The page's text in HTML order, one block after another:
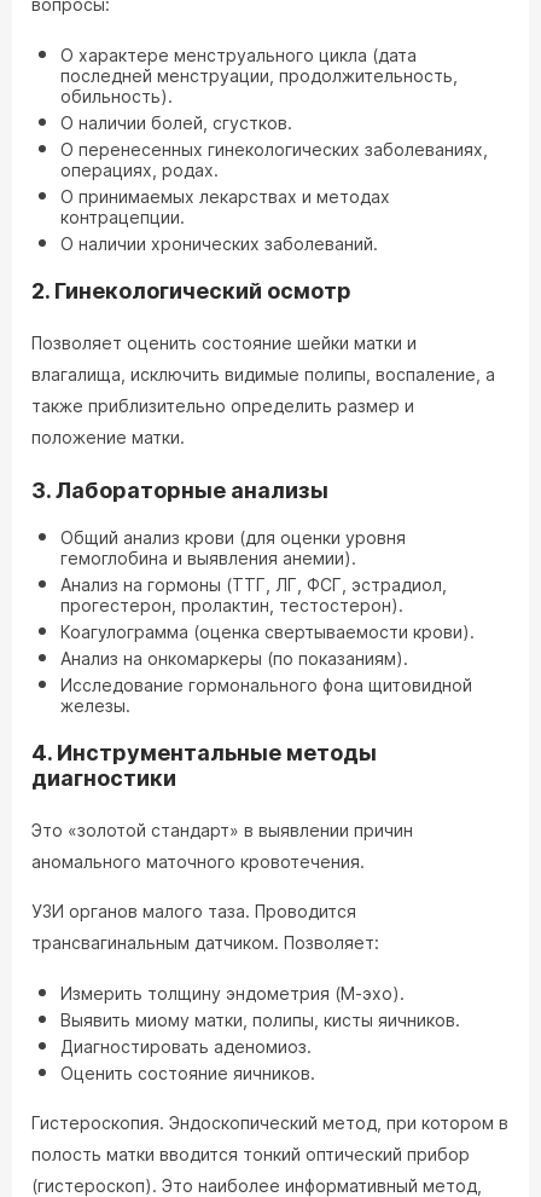
вопросы:
О характере менструального цикла (дата
последней менструации, продолжительность,
обильность).
О наличии болей, сгустков.
О перенесенных гинекологических заболеваниях,
операциях, родах.
О принимаемых лекарствах и методах
контрацепции.
О наличии хронических заболеваний.
2. Гинекологический осмотр
Позволяет оценить состояние шейки матки и
влагалища, исключить видимые полипы, воспаление, а
также приблизительно определить размер и
положение матки.
3. Лабораторные анализы
Общий анализ крови (для оценки уровня
гемоглобина и выявления анемии).
Анализ на гормоны (ТТГ, ЛГ, ФСГ, эстрадиол,
прогестерон, пролактин, тестостерон).
Коагулограмма (оценка свертываемости крови).
Анализ на онкомаркеры (по показаниям).
Исследование гормонального фона щитовидной
железы.
4. Инструментальные методы
диагностики
Это «золотой стандарт» в выявлении причин
аномального маточного кровотечения.
УЗИ органов малого таза. Проводится
трансвагинальным датчиком. Позволяет:
Измерить толщину эндометрия (М-эхо).
Выявить миому матки, полипы, кисты яичников.
Диагностировать аденомиоз.
Оценить состояние яичников.
Гистероскопия. Эндоскопический метод, при котором в
полость матки вводится тонкий оптический прибор
(гистероскоп). Это наиболее информативный метод,